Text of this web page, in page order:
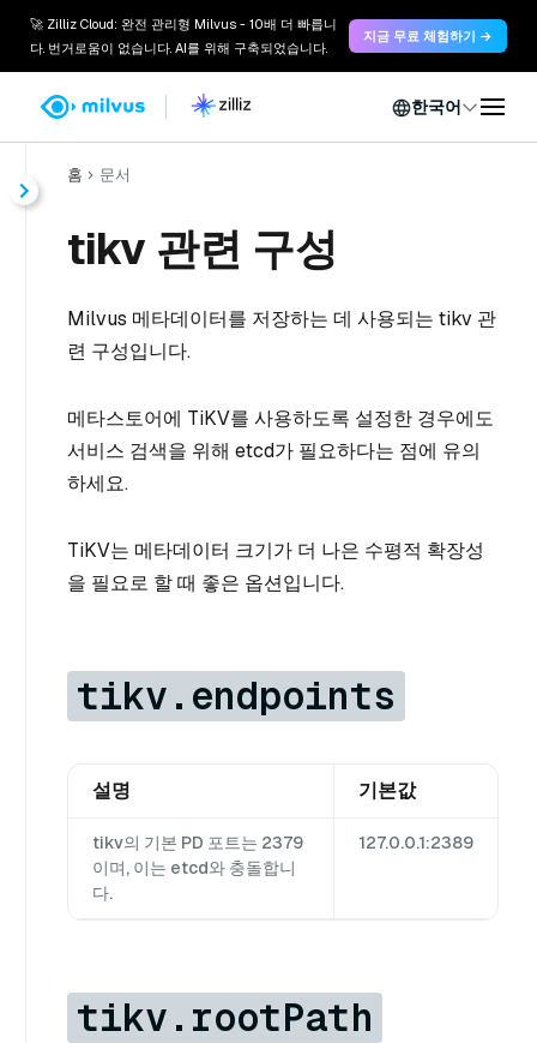
🚀 Zilliz Cloud: 완전 관리형 Milvus - 10배 더 빠릅니
다. 번거로움이 없습니다. AI를 위해 구축되었습니다.
지금 무료 체험하기 →
한국어
홈 문서
tikv 관련 구성
Milvus 메타데이터를 저장하는 데 사용되는 tikv 관
련 구성입니다.
메타스토어에 TiKV를 사용하도록 설정한 경우에도
서비스 검색을 위해 etcd가 필요하다는 점에 유의
하세요.
TiKV는 메타데이터 크기가 더 나은 수평적 확장성
을 필요로 할 때 좋은 옵션입니다.
tikv.endpoints
설명 기본값
tikv의 기본 PD 포트는 2379
이며, 이는 etcd와 충돌합니
다.
127.0.0.1:2389
tikv.rootPath